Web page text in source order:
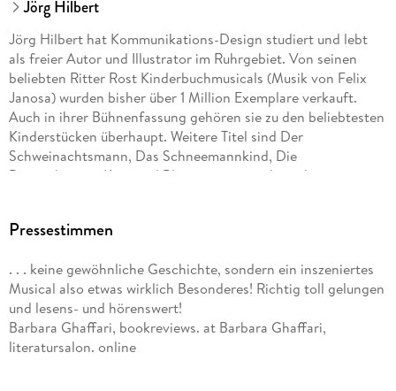
Jörg Hilbert
Jörg Hilbert hat Kommunikations-Design studiert und lebt
als freier Autor und Illustrator im Ruhrgebiet. Von seinen
beliebten Ritter Rost Kinderbuchmusicals (Musik von Felix
Janosa) wurden bisher über 1 Million Exemplare verkauft.
Auch in ihrer Bühnenfassung gehören sie zu den beliebtesten
Kinderstücken überhaupt. Weitere Titel sind Der
Schweinachtsmann, Das Schneemannkind, Die
Pappenheimer, Karo und Blaumann sowie die weltweit
Ringelnatz verwandt.
Felix Janosa komponiert bereits seit seinem zwölften
Lebensjahr. Er studierte zwar Schulmusik, ging aber nicht als
Musiklehrer in die Schule, sondern wurde Kabarettist, Jazz-
Pianist, Produzent und Buchautor. Neben seinen zahlreichen
musikpädagogischen Veröffentlichungen und den Ritter Rost
Pressestimmen
. . . keine gewöhnliche Geschichte, sondern ein inszeniertes
Musical also etwas wirklich Besonderes! Richtig toll gelungen
und lesens- und hörenswert!
Barbara Ghaffari, bookreviews. at Barbara Ghaffari,
literatursalon. online